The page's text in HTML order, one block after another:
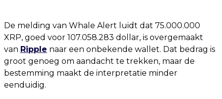
De melding van Whale Alert luidt dat 75.000.000
XRP, goed voor 107.058.283 dollar, is overgemaakt
van Ripple naar een onbekende wallet. Dat bedrag is
groot genoeg om aandacht te trekken, maar de
bestemming maakt de interpretatie minder
eenduidig.